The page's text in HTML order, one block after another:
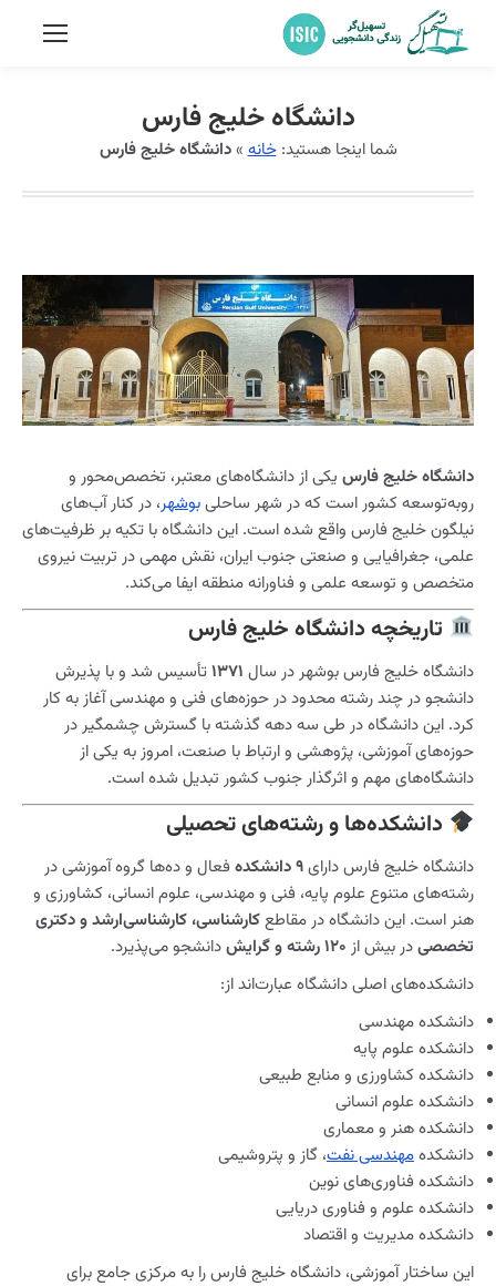
دانشگاه خلیج فارس
شما اینجا هستید:خانه»دانشگاه خلیج فارس
دانشگاه خلیج فارس یکی از دانشگاه‌های معتبر، تخصص‌محور و
رو‌به‌توسعه کشور است که در شهر ساحلیبوشهر، در کنار آب‌های
نیلگون خلیج فارس واقع شده است. این دانشگاه با تکیه بر ظرفیت‌های
علمی، جغرافیایی و صنعتی جنوب ایران، نقش مهمی در تربیت نیروی
متخصص و توسعه علمی و فناورانه منطقه ایفا می‌کند.
تاریخچه دانشگاه خلیج فارس
دانشگاه خلیج فارس بوشهر در سال ۱۳۷۱تأسیس شد و با پذیرش
دانشجو در چند رشته محدود در حوزه‌های فنی و مهندسی آغاز به کار
کرد. این دانشگاه در طی سه دهه گذشته با گسترش چشمگیر در
حوزه‌های آموزشی، پژوهشی و ارتباط با صنعت، امروز به یکی از
دانشگاه‌های مهم و اثرگذار جنوب کشور تبدیل شده است.
دانشکده‌ها و رشته‌های تحصیلی
دانشگاه خلیج فارس دارای۹ دانشکده
فعال و ده‌ها گروه آموزشی در
رشته‌های متنوع علوم پایه، فنی و مهندسی، علوم انسانی، کشاورزی و
هنر است. این دانشگاه در مقاطعکارشناسی، کارشناسی‌ارشد و دکتری
تخصصیدر بیش از ۱۲۰ رشته و گرایش
دانشجو می‌پذیرد.
دانشکده‌های اصلی دانشگاه عبارت‌اند از:
دانشکده مهندسی
دانشکده علوم پایه
دانشکده کشاورزی و منابع طبیعی
دانشکده علوم انسانی
دانشکده هنر و معماری
دانشکدهمهندسی نفت، گاز و پتروشیمی
دانشکده فناوری‌های نوین
دانشکده علوم و فناوری دریایی
دانشکده مدیریت و اقتصاد
این ساختار آموزشی، دانشگاه خلیج فارس را به مرکزی جامع برای